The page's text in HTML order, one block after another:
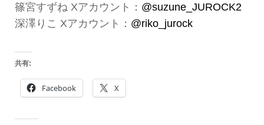
篠宮すずね Xアカウント： @suzune_JUROCK2
深澤りこ Xアカウント： @riko_jurock
共有:
Facebook X